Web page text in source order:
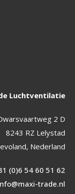
Luchtventilatie
2 D
8243 RZ Lelystad
Nederland
(0)6 54 60 51 62
trade.nl